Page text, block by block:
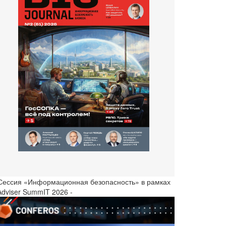
«Информационная безопасность» в рамках
SummIT 2026 -